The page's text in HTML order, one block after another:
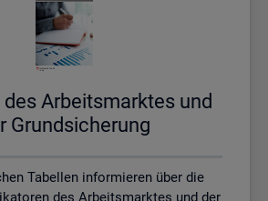
Ar­beits­mark­tes und
Grund­si­che­rung
Tabellen informieren über die
des Arbeitsmarktes und der